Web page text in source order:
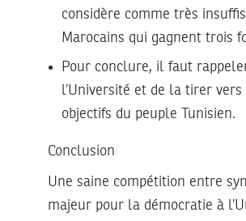
considère comme très
Marocains qui gagnent trois
Pour conclure, il faut
l’Université et de la tirer
objectifs du peuple Tunisien.
Conclusion
Une saine compétition entre
majeur pour la démocratie à